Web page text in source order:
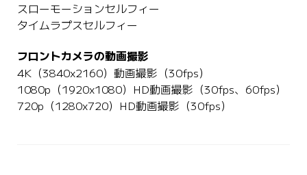
スローモーションセルフィー
タイムラプスセルフィー
フロントカメラの動画撮影
4K（3840x2160）動画撮影（30fps）
1080p（1920x1080）HD動画撮影（30fps、60fps）
720p（1280x720）HD動画撮影（30fps）